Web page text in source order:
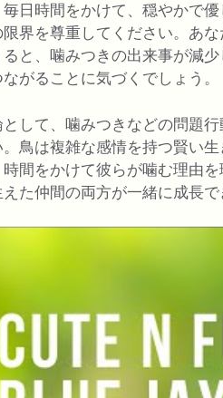
日時間をかけて、穏やかで
限界を尊重してください。あ
ると、噛みつきの出来事が減
がることに気づくでしょう。
として、噛みつきなどの問題
。鳥は複雑な感情を持つ賢い
時間をかけて彼らが噛む理由
た仲間の両方が一緒に成長